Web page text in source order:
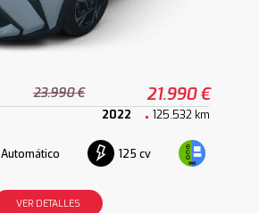
23.990 € 21.990 €
2022 125.532 km
Automático 125 cv
VER DETALLES